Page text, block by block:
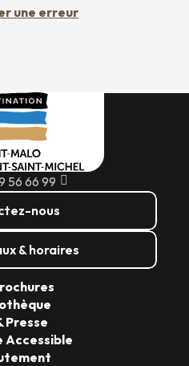
une erreur
56 66 99
nous
& horaires
Presse
Accessible